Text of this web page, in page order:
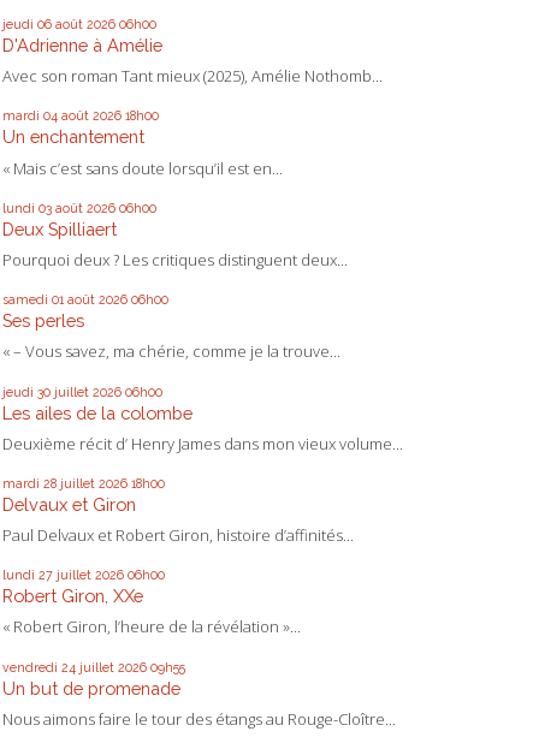
jeudi 06 août 2026 06h00
D'Adrienne à Amélie
Avec son roman Tant mieux (2025), Amélie Nothomb...
mardi 04 août 2026 18h00
Un enchantement
« Mais c’est sans doute lorsqu’il est en...
lundi 03 août 2026 06h00
Deux Spilliaert
Pourquoi deux ? Les critiques distinguent deux...
samedi 01 août 2026 06h00
Ses perles
« – Vous savez, ma chérie, comme je la trouve...
jeudi 30 juillet 2026 06h00
Les ailes de la colombe
Deuxième récit d’ Henry James dans mon vieux volume...
mardi 28 juillet 2026 18h00
Delvaux et Giron
Paul Delvaux et Robert Giron, histoire d’affinités...
lundi 27 juillet 2026 06h00
Robert Giron, XXe
« Robert Giron, l’heure de la révélation »...
vendredi 24 juillet 2026 09h55
Un but de promenade
Nous aimons faire le tour des étangs au Rouge-Cloître...